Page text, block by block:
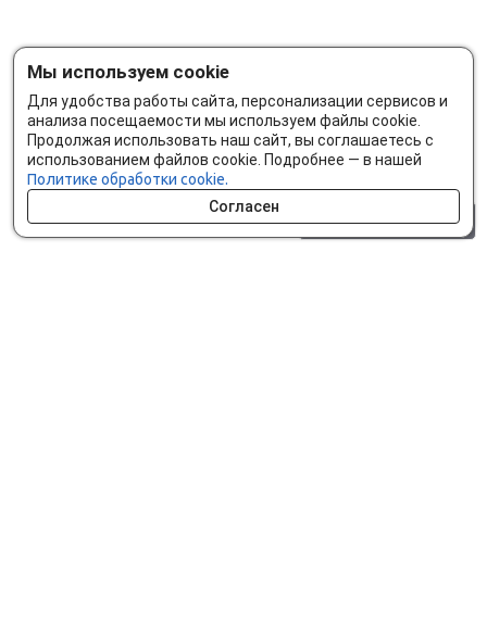
Мы используем cookie
Для удобства работы сайта, персонализации сервисов и
анализа посещаемости мы используем файлы cookie.
Продолжая использовать наш сайт, вы соглашаетесь с
использованием файлов cookie. Подробнее — в нашей
Политике обработки cookie.
Согласен